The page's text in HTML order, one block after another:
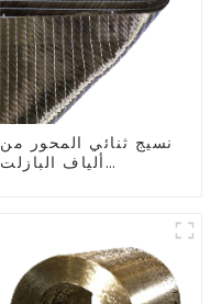
نسيج ثنائي المحور من
ألياف البازلت